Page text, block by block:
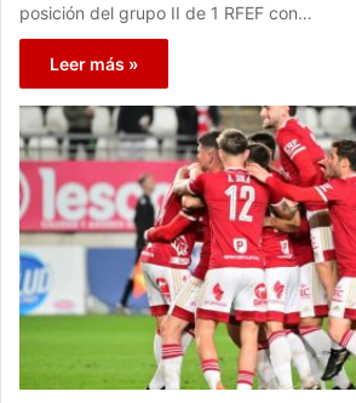
posición del grupo II de 1 RFEF con…
Leer más »